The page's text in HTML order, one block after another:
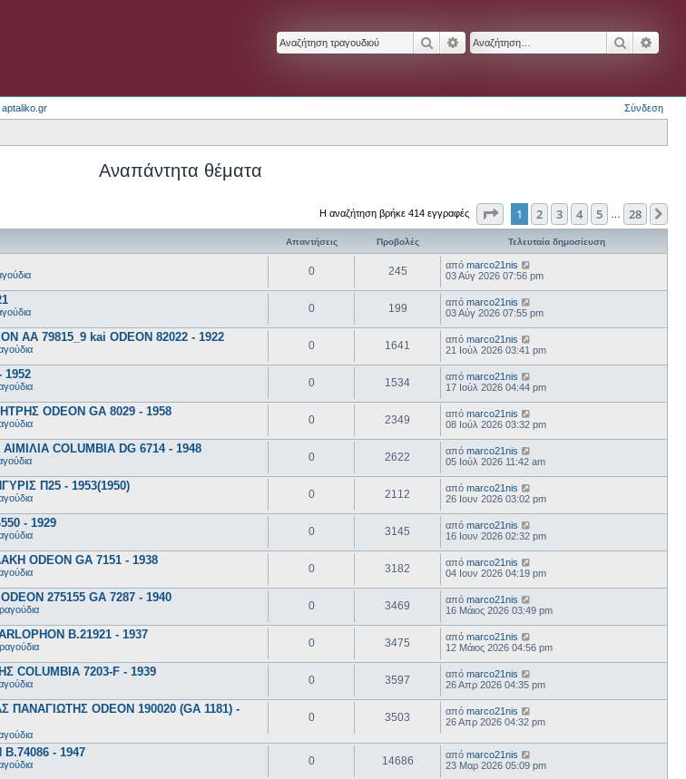
ΑναζήτησηΕιδική αναζήτηση
aptaliko.gr Σύνδεση
Αναπάντητα θέματα
Η αναζήτηση βρήκε 414 εγγραφές Σελίδα1 από 28
1 2 3 4 5 28
Απαντήσεις Προβολές Τελευταία δημοσίευση
0 245 από marco21nis
03 Αύγ 2026 07:56 pm
0 199 από marco21nis
03 Αύγ 2026 07:55 pm
AA 79815_9 kai ODEON 82022 - 1922
0 1641 από marco21nis
21 Ιούλ 2026 03:41 pm
1952
0 1534 από marco21nis
17 Ιούλ 2026 04:44 pm
ODEON GA 8029 - 1958
0 2349 από marco21nis
08 Ιούλ 2026 03:32 pm
COLUMBIA DG 6714 - 1948
0 2622 από marco21nis
05 Ιούλ 2026 11:42 am
Π25 - 1953(1950)
0 2112 από marco21nis
26 Ιουν 2026 03:02 pm
- 1929
0 3145 από marco21nis
16 Ιουν 2026 02:32 pm
ODEON GA 7151 - 1938
0 3182 από marco21nis
04 Ιουν 2026 04:19 pm
275155 GA 7287 - 1940
0 3469 από marco21nis
16 Μάιος 2026 03:49 pm
B.21921 - 1937
0 3475 από marco21nis
12 Μάιος 2026 04:56 pm
7203-F - 1939
0 3597 από marco21nis
26 Απρ 2026 04:35 pm
ODEON 190020 (GA 1181) -
0 3503 από marco21nis
26 Απρ 2026 04:32 pm
- 1947
0 14686 από marco21nis
23 Μαρ 2026 05:09 pm